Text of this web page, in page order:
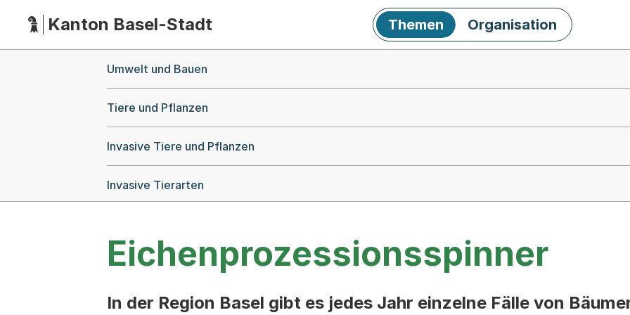
HauptnavigationKanton Basel-Stadt Themen Organisation
Umwelt und Bauen
Tiere und Pflanzen
Invasive Tiere und Pflanzen
Invasive Tierarten
Eichenprozessionsspinner
In der Region Basel gibt es jedes Jahr einzelne Fälle von